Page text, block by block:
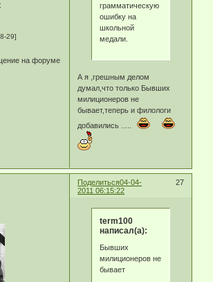
29]
грамматическую
ошибку на
школьной
медали.
А я ,грешным делом
думал,что только Бывших
милиционеров не
бывает,теперь и филологи
добавились .....
Поделиться 27
04-04-
2011 06:15:22
term100
написал(а):
Бывших
милиционеров не
бывает